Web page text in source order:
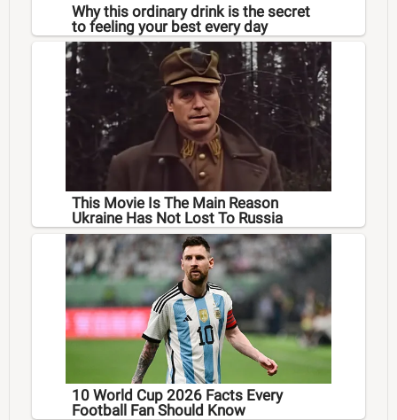
Why this ordinary drink is the secret
to feeling your best every day
This Movie Is The Main Reason
Ukraine Has Not Lost To Russia
10 World Cup 2026 Facts Every
Football Fan Should Know